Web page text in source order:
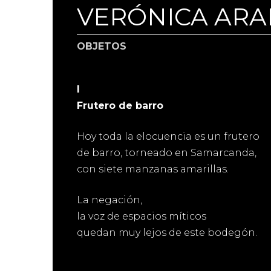
VERÓNICA
OBJETOS
I
Frutero de barro
Hoy toda la elocuencia es un frutero
de barro, torneado en Samarcanda,
con siete manzanas amarillas.
La negación,
la voz de espacios míticos
quedan muy lejos de este bodegón.